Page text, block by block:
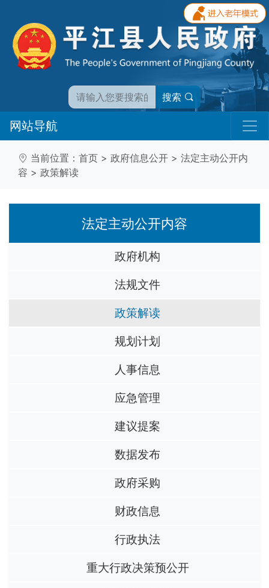
搜索
网站导航
当前位置： 首页 > 政府信息公开 > 法定主动公开内
容 > 政策解读
法定主动公开内容
政府机构
法规文件
政策解读
规划计划
人事信息
应急管理
建议提案
数据发布
政府采购
财政信息
行政执法
重大行政决策预公开